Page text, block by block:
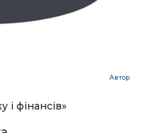
Автор
і фінансів»